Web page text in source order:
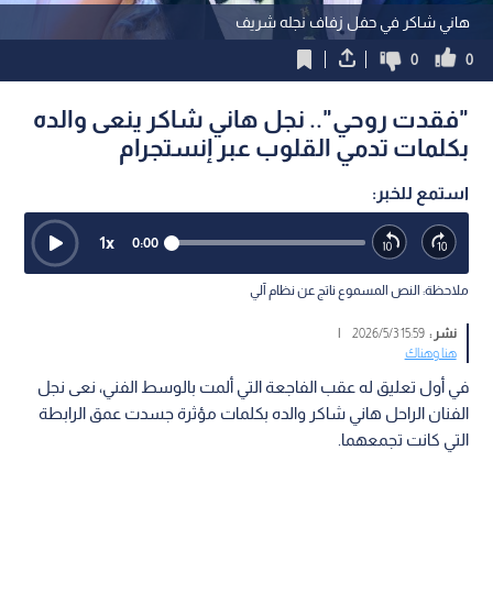
هاني شاكر في حفل زفاف نجله شريف
0
0
"فقدت روحي".. نجل هاني شاكر ينعى والده
بكلمات تدمي القلوب عبر إنستجرام
استمع للخبر:
0:00
1x
ملاحظة: النص المسموع ناتج عن نظام آلي
نشر :15:59 2026/5/3
|
هنا وهناك
في أول تعليق له عقب الفاجعة التي ألمت بالوسط الفني، نعى نجل
الفنان الراحل هاني شاكر والده بكلمات مؤثرة جسدت عمق الرابطة
التي كانت تجمعهما.